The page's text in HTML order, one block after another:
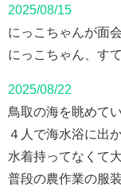
2025/08/15
にっこちゃんが面
にっこちゃん、すて
2025/08/22
鳥取の海を眺めて
４人で海水浴に出
水着持ってなくて
普段の農作業の服